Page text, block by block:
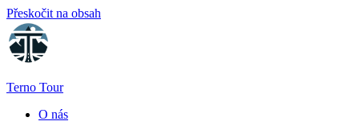
Přeskočit na obsah
Terno Tour
O nás